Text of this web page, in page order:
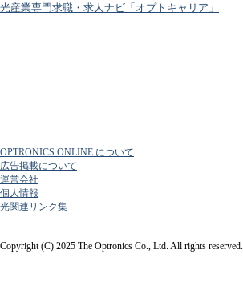
光産業専門求職・求人ナビ「オプトキャリア」
OPTRONICS ONLINE について
広告掲載について
運営会社
個人情報
光関連リンク集
Copyright (C) 2025 The Optronics Co., Ltd. All rights reserved.